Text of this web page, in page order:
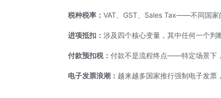
税种税率：VAT、GST、Sales Tax——不同国家
进项抵扣：涉及四个核心变量，其中任何一个判
付款预扣税：付款不是流程终点——特定场景下
电子发票浪潮： 越来越多国家推行强制电子发票